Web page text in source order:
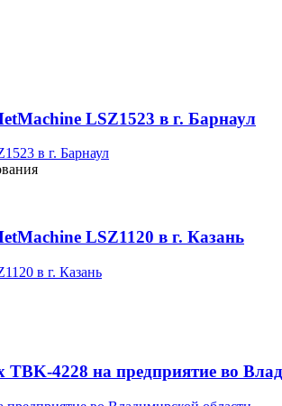
LSZ1523 в г. Барнаул
LSZ1120 в г. Казань
TBK-4228 на предприятие во